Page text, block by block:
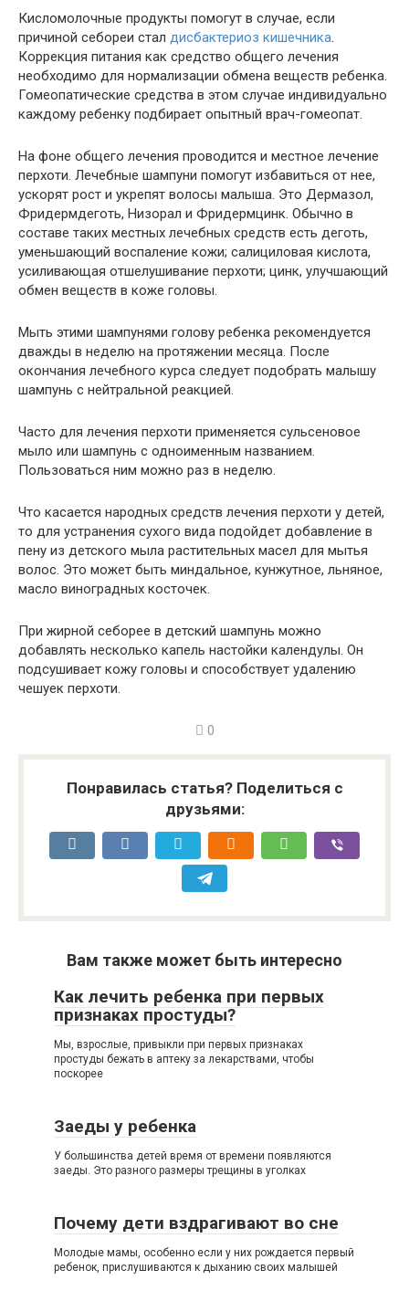
Кисломолочные продукты помогут в случае, если
причиной себореи стал дисбактериоз кишечника.
Коррекция питания как средство общего лечения
необходимо для нормализации обмена веществ ребенка.
Гомеопатические средства в этом случае индивидуально
каждому ребенку подбирает опытный врач-гомеопат.
На фоне общего лечения проводится и местное лечение
перхоти. Лечебные шампуни помогут избавиться от нее,
ускорят рост и укрепят волосы малыша. Это Дермазол,
Фридермдеготь, Низорал и Фридермцинк. Обычно в
составе таких местных лечебных средств есть деготь,
уменьшающий воспаление кожи; салициловая кислота,
усиливающая отшелушивание перхоти; цинк, улучшающий
обмен веществ в коже головы.
Мыть этими шампунями голову ребенка рекомендуется
дважды в неделю на протяжении месяца. После
окончания лечебного курса следует подобрать малышу
шампунь с нейтральной реакцией.
Часто для лечения перхоти применяется сульсеновое
мыло или шампунь с одноименным названием.
Пользоваться ним можно раз в неделю.
Что касается народных средств лечения перхоти у детей,
то для устранения сухого вида подойдет добавление в
пену из детского мыла растительных масел для мытья
волос. Это может быть миндальное, кунжутное, льняное,
масло виноградных косточек.
При жирной себорее в детский шампунь можно
добавлять несколько капель настойки календулы. Он
подсушивает кожу головы и способствует удалению
чешуек перхоти.
0
Понравилась статья? Поделиться с
друзьями:
Вам также может быть интересно
Как лечить ребенка при первых
признаках простуды?
Мы, взрослые, привыкли при первых признаках
простуды бежать в аптеку за лекарствами, чтобы
поскорее
Заеды у ребенка
У большинства детей время от времени появляются
заеды. Это разного размеры трещины в уголках
Почему дети вздрагивают во сне
Молодые мамы, особенно если у них рождается первый
ребенок, прислушиваются к дыханию своих малышей